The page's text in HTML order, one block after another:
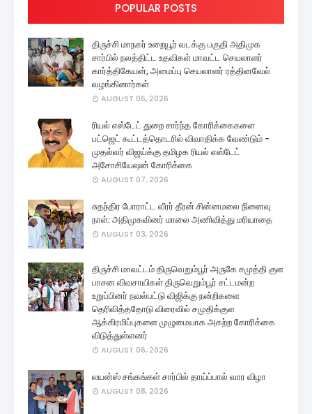
POPULAR POSTS
திருச்சி மாநகர் உறையூர் வடக்கு பகுதி அதிமுக
சார்பில் நலத்திட்ட உதவிகள் மாவட்ட செயலாளர்
கார்த்திகேயன், அமைப்பு செயலாளர் ரத்தினவேல்
வழங்கினார்கள்
AUGUST 06, 2026
ரியல் எஸ்டேட் துறை சார்ந்த கோரிக்கைகளை
பட்ஜெட் கூட்டத்தொடரில் விவாதிக்க வேண்டும் -
முதல்வர் விஜய்க்கு தமிழக ரியல் எஸ்டேட்
அசோசியேஷன் கோரிக்கை
AUGUST 07, 2026
சுதந்திர போராட்ட வீரர் தீரன் சின்னமலை நினைவு
நாள்: அதிமுகவினர் மாலை அணிவித்து மரியாதை
AUGUST 03, 2026
திருச்சி மாவட்டம் திருவெறும்பூர் அருகே சமுத்தி குள
பாசன விவசாயிகள் திருவெறும்பூர் சட்டமன்ற
உறுப்பினர் நவல்பட்டு விஜிக்கு நன்றிகளை
தெரிவித்ததோடு விரைவில் சமுதிக்குள
ஆக்கிரமிப்புகளை முழுமையாக அகற்ற கோரிக்கை
விடுத்துள்ளனர்
AUGUST 06, 2026
லயன்ஸ் சங்கங்கள் சார்பில் தாய்ப்பால் வார விழா
AUGUST 08, 2026